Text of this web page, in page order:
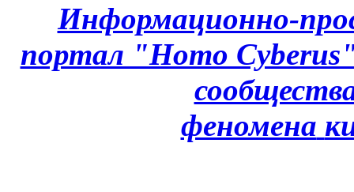
Информационно-
портал "Homo
феномена